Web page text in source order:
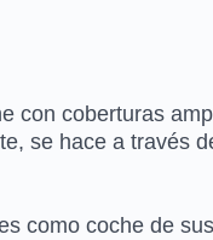
con coberturas
se hace a través
como coche de